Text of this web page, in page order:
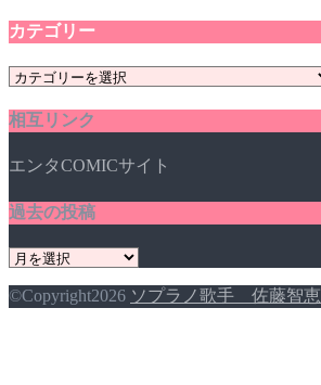
カテゴリー
カ
ゴ
ー
相互リンク
エンタCOMICサイト
過去の投稿
過
の
©Copyright2026 ソプラノ歌手 佐藤智恵